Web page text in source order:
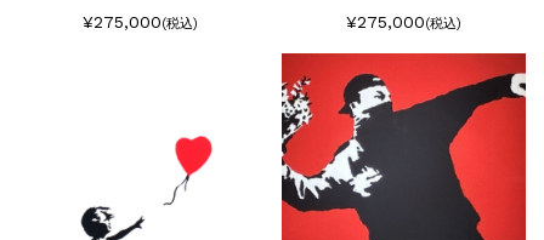
¥275,000(税込) ¥275,000(税込)